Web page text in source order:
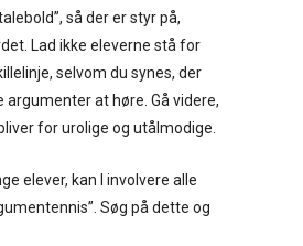
så der er styr på,
Lad ikke eleverne stå for
selvom du synes, der
argumenter at høre. Gå videre,
for urolige og utålmodige.
elever, kan I involvere alle
Søg på dette og